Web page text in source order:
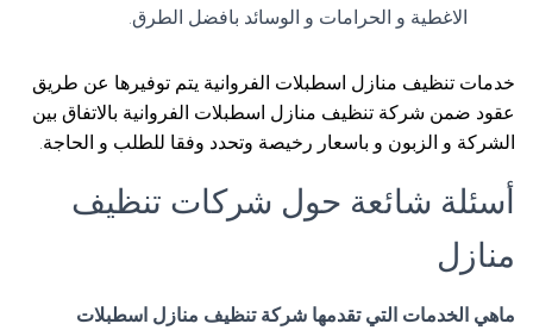
الاغطية و الحرامات و الوسائد بافضل الطرق.
خدمات تنظيف منازل اسطبلات الفروانية يتم توفيرها عن طريق
عقود ضمن شركة تنظيف منازل اسطبلات الفروانية بالاتفاق بين
الشركة و الزبون و باسعار رخيصة وتحدد وفقا للطلب و الحاجة.
أسئلة شائعة حول شركات تنظيف
منازل
ماهي الخدمات التي تقدمها شركة تنظيف منازل اسطبلات